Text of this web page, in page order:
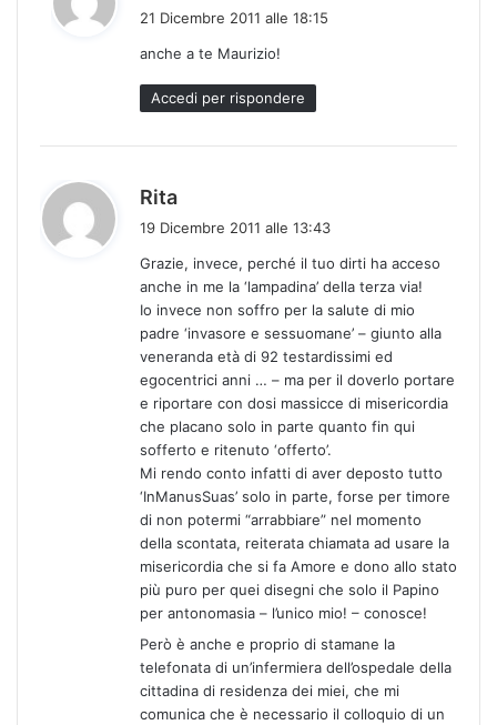
e
t
t
21 Dicembre 2011 alle 18:15
anche a te Maurizio!
Accedi per rispondere
Rita
e
t
t
19 Dicembre 2011 alle 13:43
Grazie, invece, perché il tuo dirti ha acceso
anche in me la ‘lampadina’ della terza via!
Io invece non soffro per la salute di mio
padre ‘invasore e sessuomane’ – giunto alla
veneranda età di 92 testardissimi ed
egocentrici anni … – ma per il doverlo portare
e riportare con dosi massicce di misericordia
che placano solo in parte quanto fin qui
sofferto e ritenuto ‘offerto’.
Mi rendo conto infatti di aver deposto tutto
‘InManusSuas’ solo in parte, forse per timore
di non potermi “arrabbiare” nel momento
della scontata, reiterata chiamata ad usare la
misericordia che si fa Amore e dono allo stato
più puro per quei disegni che solo il Papino
per antonomasia – l’unico mio! – conosce!
Però è anche e proprio di stamane la
telefonata di un’infermiera dell’ospedale della
cittadina di residenza dei miei, che mi
comunica che è necessario il colloquio di un